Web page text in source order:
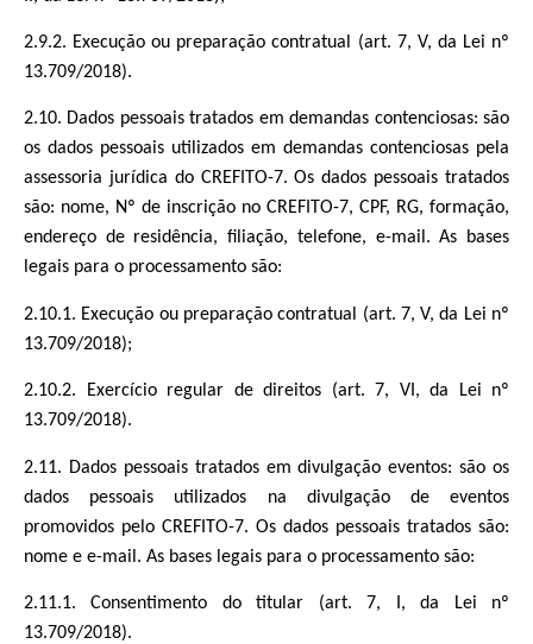
2.9.2. Execução ou preparação contratual (art. 7, V, da Lei nº
13.709/2018).
2.10. Dados pessoais tratados em demandas contenciosas: são
os dados pessoais utilizados em demandas contenciosas pela
assessoria jurídica do CREFITO-7. Os dados pessoais tratados
são: nome, Nº de inscrição no CREFITO-7, CPF, RG, formação,
endereço de residência, filiação, telefone, e-mail. As bases
legais para o processamento são:
2.10.1. Execução ou preparação contratual (art. 7, V, da Lei nº
13.709/2018);
2.10.2. Exercício regular de direitos (art. 7, VI, da Lei nº
13.709/2018).
2.11. Dados pessoais tratados em divulgação eventos: são os
dados pessoais utilizados na divulgação de eventos
promovidos pelo CREFITO-7. Os dados pessoais tratados são:
nome e e-mail. As bases legais para o processamento são:
2.11.1. Consentimento do titular (art. 7, I, da Lei nº
13.709/2018).